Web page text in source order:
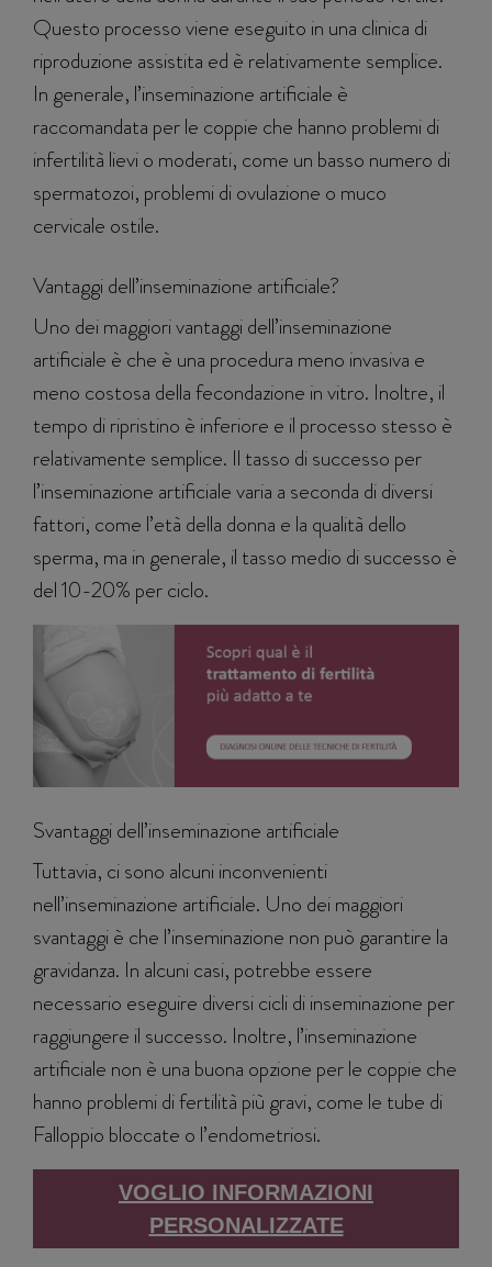
Questo processo viene eseguito in una clinica di
riproduzione assistita ed è relativamente semplice.
In generale, l’inseminazione artificiale è
raccomandata per le coppie che hanno problemi di
infertilità lievi o moderati, come un basso numero di
spermatozoi, problemi di ovulazione o muco
cervicale ostile.
Vantaggi dell’inseminazione artificiale?
Uno dei maggiori vantaggi dell’inseminazione
artificiale è che è una procedura meno invasiva e
meno costosa della fecondazione in vitro. Inoltre, il
tempo di ripristino è inferiore e il processo stesso è
relativamente semplice. Il tasso di successo per
l’inseminazione artificiale varia a seconda di diversi
fattori, come l’età della donna e la qualità dello
sperma, ma in generale, il tasso medio di successo è
del 10-20% per ciclo.
Svantaggi dell’inseminazione artificiale
Tuttavia, ci sono alcuni inconvenienti
nell’inseminazione artificiale. Uno dei maggiori
svantaggi è che l’inseminazione non può garantire la
gravidanza. In alcuni casi, potrebbe essere
necessario eseguire diversi cicli di inseminazione per
raggiungere il successo. Inoltre, l’inseminazione
artificiale non è una buona opzione per le coppie che
hanno problemi di fertilità più gravi, come le tube di
Falloppio bloccate o l’endometriosi.
VOGLIO INFORMAZIONI
PERSONALIZZATE